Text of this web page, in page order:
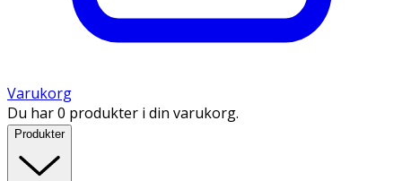
Varukorg
Du har 0 produkter i din varukorg.
Produkter